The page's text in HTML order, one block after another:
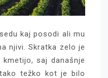
kaj posodi ali mu
njivi. Skratka zelo je
saj današnje
težko kot je bilo